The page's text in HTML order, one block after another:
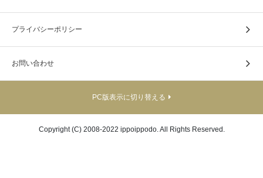
プライバシーポリシー
お問い合わせ
PC版表示に切り替える
Copyright (C) 2008-2022 ippoippodo. All Rights Reserved.